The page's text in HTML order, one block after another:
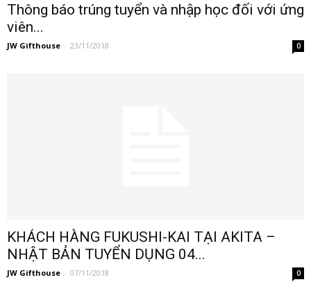
Thông báo trúng tuyển và nhập học đối với ứng
viên...
JW Gifthouse - 23/11/2018 0
KHÁCH HÀNG FUKUSHI-KAI TẠI AKITA –
NHẬT BẢN TUYỂN DỤNG 04...
JW Gifthouse - 07/11/2018 0